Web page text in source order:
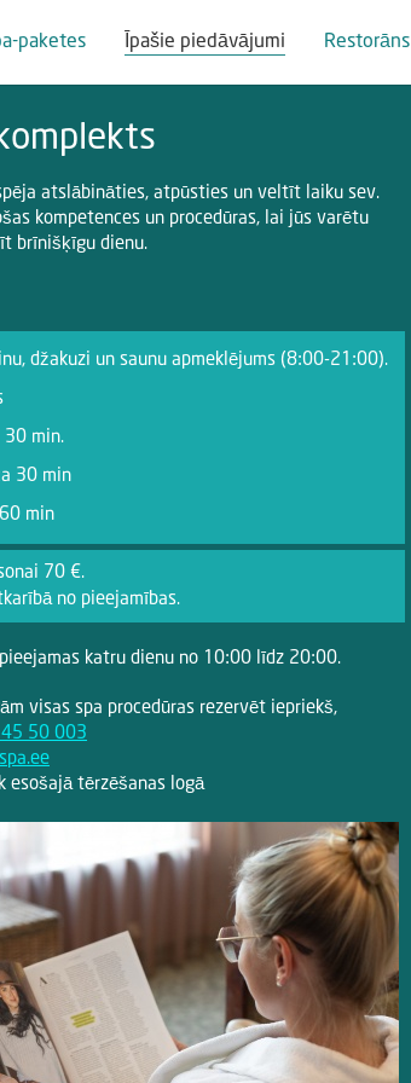
paketes Īpašie piedāvājumi Restorāns
atslābināties, atpūsties un veltīt laiku sev.
kompetences un procedūras, lai jūs varētu
brīnišķīgu dienu.
džakuzi un saunu apmeklējums (8:00-21:00).
30 min.
30 min
min
70 €.
no pieejamības.
katru dienu no 10:00 līdz 20:00.
visas spa procedūras rezervēt iepriekš,
50 003
esošajā tērzēšanas logā